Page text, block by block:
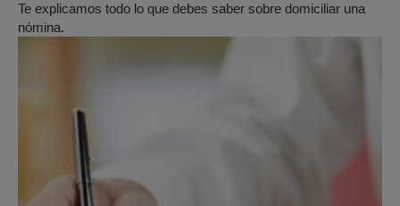
Te explicamos todo lo que debes saber sobre domiciliar una
nómina.